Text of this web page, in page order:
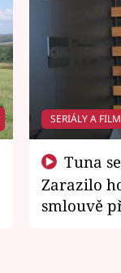
SERIÁLY A
Zarazilo
smlouvě